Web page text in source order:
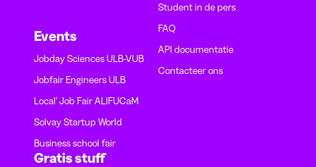
Events
Jobday Sciences ULB-VUB
Jobfair Engineers ULB
Local' Job Fair ALIFUCaM
Solvay Startup World
Business school fair
Student in de pers
FAQ
API documentatie
Contacteer ons
Gratis stuff